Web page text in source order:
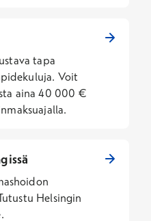
tapa
Voit
aina 40 000 €
Helsingin